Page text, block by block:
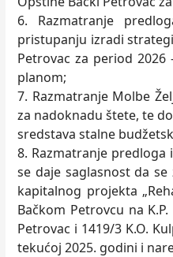
6. Razmatranje
pristupanju izradi
Petrovac za period 2026
planom;
7. Razmatranje Molbe
za nadoknadu štete, te
sredstava stalne
8. Razmatranje predloga
se daje saglasnost da
kapitalnog projekta
Bačkom Petrovcu na
Petrovac i 1419/3 K.O.
tekućoj 2025. godini i